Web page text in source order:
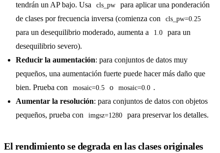
tendrán un AP bajo. Usa
cls_pw
para aplicar una ponderación
de clases por frecuencia inversa (comienza con
cls_pw=0.25
para un desequilibrio moderado, aumenta a 1.0
para un
desequilibrio severo).
Reducir la aumentación: para conjuntos de datos muy
pequeños, una aumentación fuerte puede hacer más daño que
bien. Prueba con
mosaic=0.5 o mosaic=0.0 .
Aumentar la resolución: para conjuntos de datos con objetos
pequeños, prueba con
imgsz=1280 para preservar los detalles.
El rendimiento se degrada en las clases originales